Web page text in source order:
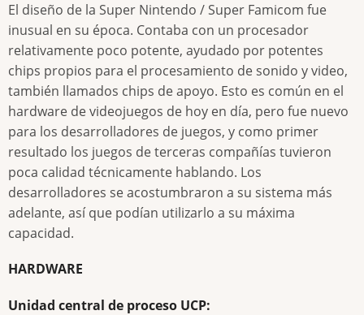
El diseño de la Super Nintendo / Super Famicom fue
inusual en su época. Contaba con un procesador
relativamente poco potente, ayudado por potentes
chips propios para el procesamiento de sonido y video,
también llamados chips de apoyo. Esto es común en el
hardware de videojuegos de hoy en día, pero fue nuevo
para los desarrolladores de juegos, y como primer
resultado los juegos de terceras compañías tuvieron
poca calidad técnicamente hablando. Los
desarrolladores se acostumbraron a su sistema más
adelante, así que podían utilizarlo a su máxima
capacidad.
HARDWARE
Unidad central de proceso UCP: